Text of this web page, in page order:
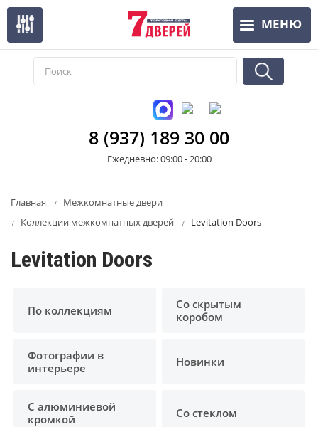
Перейти
основному
содержанию
МЕНЮ
8 (937) 189 30 00
Ежедневно: 09:00 - 20:00
Главная
Межкомнатные двери
Коллекции межкомнатных дверей
Levitation Doors
Levitation Doors
По коллекциям
Со скрытым
коробом
Фотографии в
интерьере
Новинки
С алюминиевой
кромкой
Со стеклом